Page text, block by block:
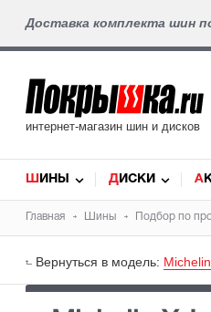
Доставка комплекта шин
интернет-магазин шин и дисков
ШИНЫ ДИСКИ
Главная Шины Подбор по
Вернуться в модель: